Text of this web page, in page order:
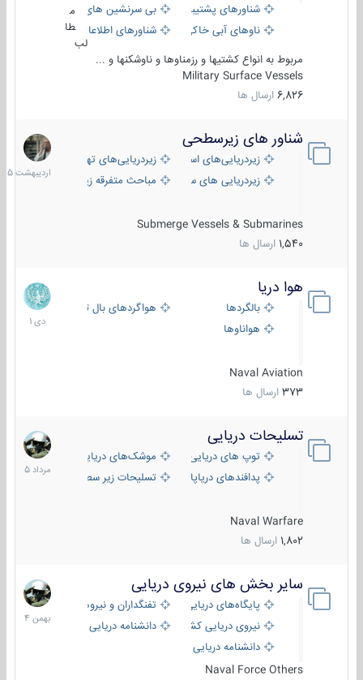
شناورهای پشتیبانی
بی سرنشین های دریایی
ناوهای آبی خاکی و نیروبرشناورهای اطلاعاتی و جاسوسی
طا
لب
مربوط به انواع کشتیها و رزمناوها و ناوشکنها و ...
Military Surface Vessels
6,826 ارسال ها
شناور های زیرسطحی
زیردریایی‌های استراتژیکزیردریایی‌های تهاجمی
زیردریایی های سبک
مباحث متفرقه زیرسطحی
Submerge Vessels & Submarines
1,540 ارسال ها
31
1405
هوا دریا
بالگردها
هواگردهای بال ثابت
هواناوها
Naval Aviation
373 ارسال ها
12
دی
1401
تسلیحات دریایی
توپ های دریایی
موشک‌های دریایی
پدافندهای دریاپایه
تسلیحات زیر سطحی
Naval Warfare
1,802 ارسال ها
2
مرداد
1405
سایر بخش های نیروی دریایی
پایگاه‌های دریایی
تفنگداران و نیروهای ویژه‌ی دریایی
نیروی دریایی کشورهای مختلفدانشنامه دریایی
دانشنامه دریایی کپی
Naval Force Others
22
بهمن
1404